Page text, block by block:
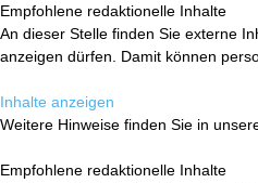
Empfohlene redaktionelle Inhalte
An dieser Stelle finden Sie externe
anzeigen dürfen. Damit können
Inhalte anzeigen
Weitere Hinweise finden Sie in
Empfohlene redaktionelle Inhalte